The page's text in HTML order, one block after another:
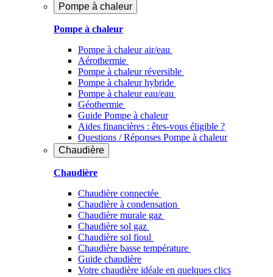
Pompe à chaleur
Pompe à chaleur
Pompe à chaleur air/eau
Aérothermie
Pompe à chaleur réversible
Pompe à chaleur hybride
Pompe à chaleur​ eau/eau
Géothermie
Guide Pompe à chaleur
Aides financières : êtes-vous éligible ?
Questions / Réponses Pompe à chaleur
Chaudière
Chaudière
Chaudière connectée
Chaudière à condensation
Chaudière murale gaz
Chaudière sol gaz
Chaudière sol fioul
Chaudière basse température
Guide chaudière
Votre chaudière idéale en quelques clics